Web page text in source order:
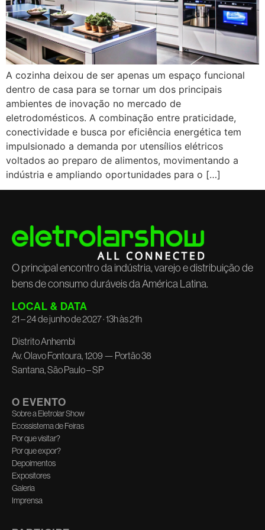
A cozinha deixou de ser apenas um espaço funcional
dentro de casa para se tornar um dos principais
ambientes de inovação no mercado de
eletrodomésticos. A combinação entre praticidade,
conectividade e busca por eficiência energética tem
impulsionado a demanda por utensílios elétricos
voltados ao preparo de alimentos, movimentando a
indústria e ampliando oportunidades para o […]
O principal encontro da indústria, varejo e distribuição de
bens de consumo duráveis da América Latina.
LOCAL & DATA
21 – 24 de junho de 2027 · 13h às 21h
Distrito Anhembi
Av. Olavo Fontoura, 1209 — Portão 38
Santana, São Paulo – SP
O EVENTO
Sobre a Eletrolar Show
Ecossistema de Feiras
Por que visitar?
Por que expor?
Depoimentos
Expositores
Galeria
Imprensa